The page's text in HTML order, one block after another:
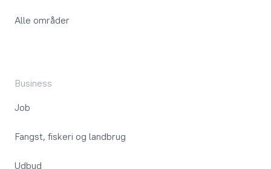
Alle områder
Business
Job
Fangst, fiskeri og landbrug
Udbud